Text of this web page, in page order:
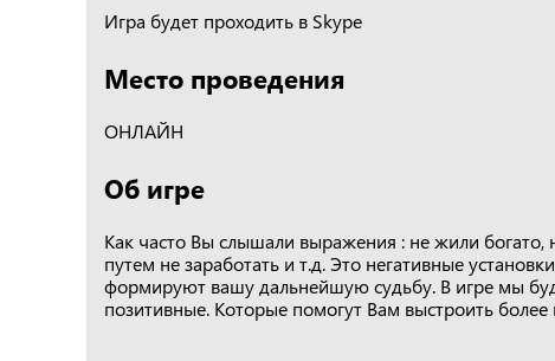
Игра будет проходить в Skype
Место проведения
ОНЛАЙН
Об игре
Как часто Вы слышали выражения : не жили богато,
путем не заработать и т.д. Это негативные
формируют вашу дальнейшую судьбу. В игре мы
позитивные. Которые помогут Вам выстроить